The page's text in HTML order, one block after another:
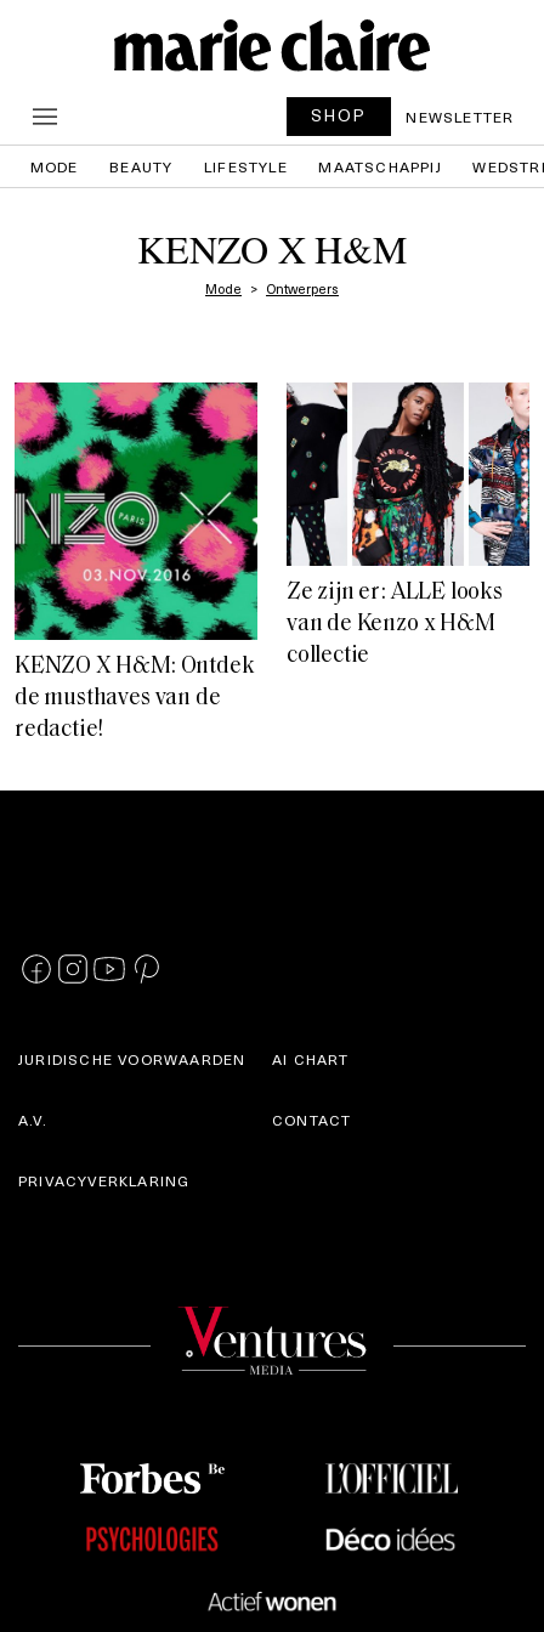
SHOP NEWSLETTER
MODE BEAUTY LIFESTYLE MAATSCHAPPIJ
KENZO X H&M
Mode Ontwerpers
KENZO X H&M: Ontdek
de musthaves van de
redactie!
Ze zijn er: ALLE looks
van de Kenzo x H&M
collectie
JURIDISCHE VOORWAARDEN
A.V.
AI CHART
CONTACT
PRIVACYVERKLARING